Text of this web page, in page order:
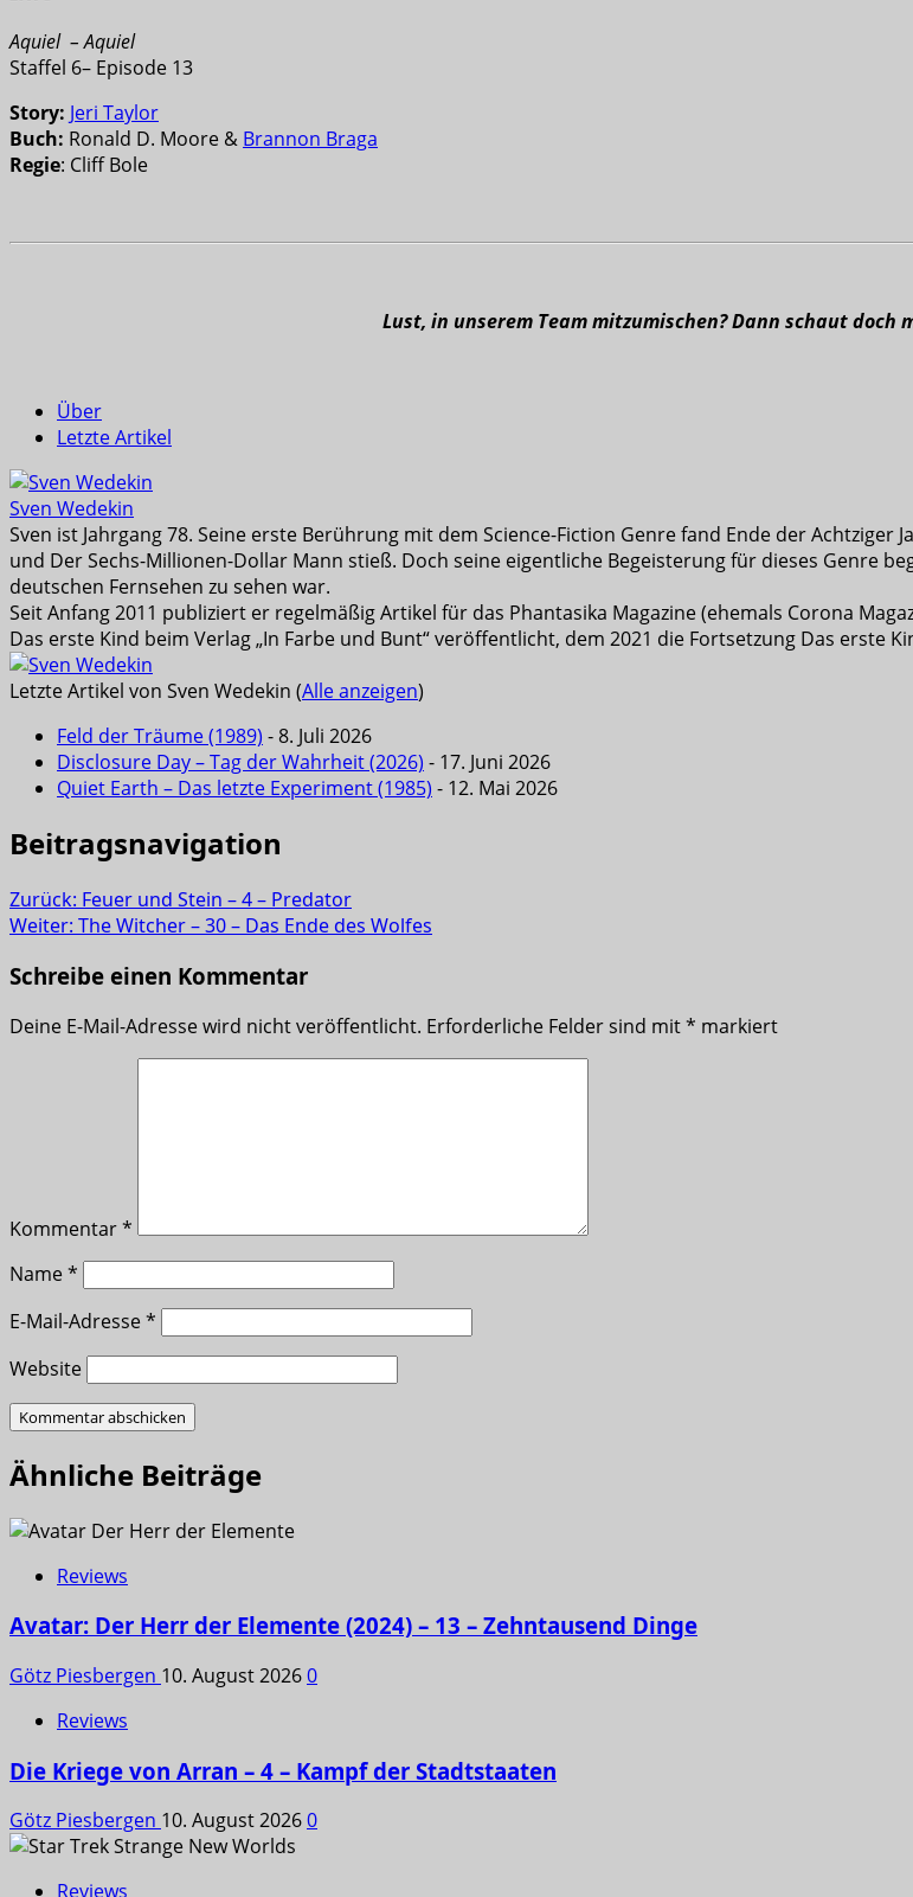
Aquiel–Aquiel
Staffel 6– Episode 13
Story: Jeri Taylor
Buch: Ronald D. Moore & Brannon Braga
Regie: Cliff Bole
Lust, in unserem Team mitzumischen? Dann schaut doch
Über
Letzte Artikel
Sven Wedekin
Sven ist Jahrgang 78. Seine erste Berührung mit dem Science-Fiction Genre fand Ende der
und Der Sechs-Millionen-Dollar Mann stieß. Doch seine eigentliche Begeisterung für dieses Genre
deutschen Fernsehen zu sehen war.
Seit Anfang 2011 publiziert er regelmäßig Artikel für das Phantasika Magazine (ehemals Corona
Das erste Kind beim Verlag „In Farbe und Bunt“ veröffentlicht, dem 2021 die Fortsetzung Das erste
Letzte Artikel von Sven Wedekin (Alle anzeigen)
Feld der Träume (1989) - 8. Juli 2026
Disclosure Day – Tag der Wahrheit (2026) - 17. Juni 2026
Quiet Earth – Das letzte Experiment (1985) - 12. Mai 2026
Beitragsnavigation
Zurück: Feuer und Stein – 4 – Predator
Weiter: The Witcher – 30 – Das Ende des Wolfes
Schreibe einen Kommentar
Deine E-Mail-Adresse wird nicht veröffentlicht. Erforderliche Felder sind mit* markiert
Kommentar*
Name*
E-Mail-Adresse*
Website
Ähnliche Beiträge
Reviews
Avatar: Der Herr der Elemente (2024) – 13 – Zehntausend Dinge
Götz Piesbergen 10. August 20260
Reviews
Die Kriege von Arran – 4 – Kampf der Stadtstaaten
Götz Piesbergen 10. August 20260
Reviews